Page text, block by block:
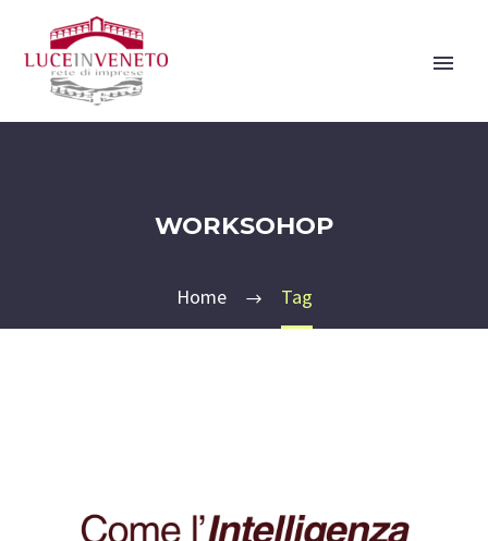
WORKSOHOP
Home Tag